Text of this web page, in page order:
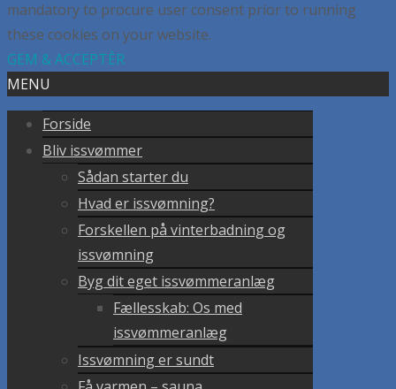
mandatory to procure user consent prior to running
these cookies on your website.
GEM & ACCEPTÈR
MENU
Forside
Bliv issvømmer
Sådan starter du
Hvad er issvømning?
Forskellen på vinterbadning og
issvømning
Byg dit eget issvømmeranlæg
Fællesskab: Os med
issvømmeranlæg
Issvømning er sundt